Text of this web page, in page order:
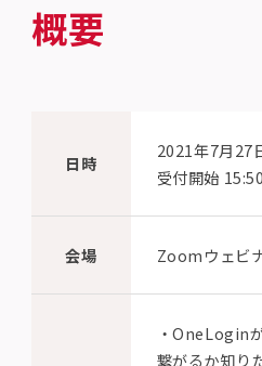
概要
日時
2021年7月27
受付開始 15:50
会場 Zoomウェビ
・OneLogin
繋がるか知り